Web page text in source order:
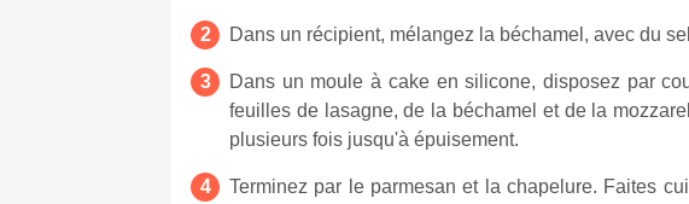
Dans un récipient, mélangez la béchamel, avec du
Dans un moule à cake en silicone, disposez par
feuilles de lasagne, de la béchamel et de la
plusieurs fois jusqu'à épuisement.
Terminez par le parmesan et la chapelure. Faites